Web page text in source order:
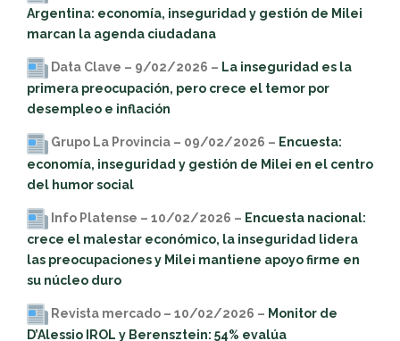
Argentina: economía, inseguridad y gestión de Milei
marcan la agenda ciudadana
Data Clave – 9/02/2026 – La inseguridad es la
primera preocupación, pero crece el temor por
desempleo e inflación
Grupo La Provincia – 09/02/2026 – Encuesta:
economía, inseguridad y gestión de Milei en el centro
del humor social
Info Platense – 10/02/2026 – Encuesta nacional:
crece el malestar económico, la inseguridad lidera
las preocupaciones y Milei mantiene apoyo firme en
su núcleo duro
Revista mercado – 10/02/2026 – Monitor de
D’Alessio IROL y Berensztein: 54% evalúa